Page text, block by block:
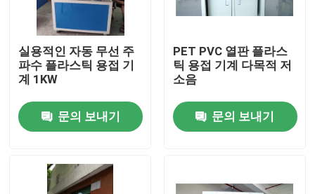
제품
실용적인 자동 무선 주
파수 플라스틱 용접 기
계 1KW
문의 보내기
PET PVC 열판 플라스
틱 용접 기계 다목적 저
소음
문의 보내기